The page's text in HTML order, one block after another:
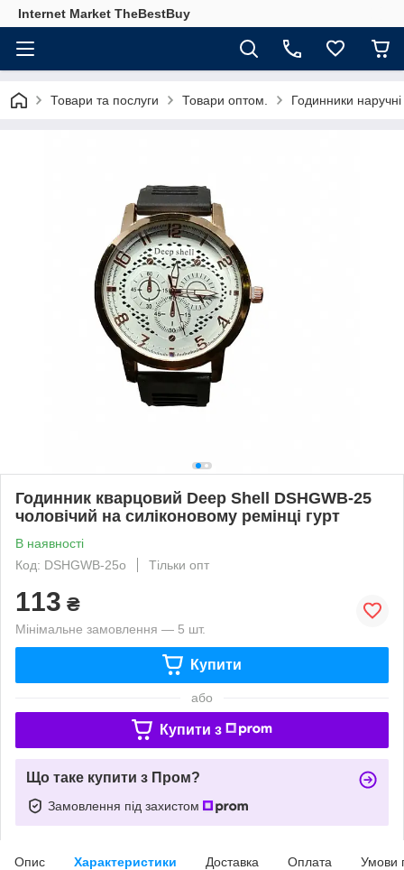
Internet Market TheBestBuy
Товари та послуги Товари оптом. Годинники
Годинник кварцовий Deep Shell DSHGWB-25
чоловічий на силіконовому ремінці гурт
В наявності
Код: DSHGWB-25о
Тільки опт
113 ₴
Мінімальне замовлення — 5 шт.
Купити
або
Купити з
Що таке купити з Пром?
Замовлення під захистом
Опис Характеристики Доставка Оплата Умови